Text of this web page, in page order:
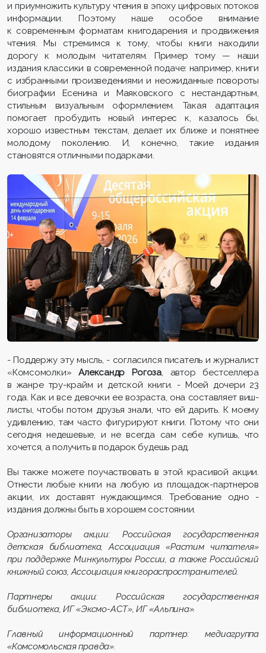
и приумножить культуру чтения в эпоху цифровых потоков
информации. Поэтому наше особое внимание
к современным форматам книгодарения и продвижения
чтения. Мы стремимся к тому, чтобы книги находили
дорогу к молодым читателям. Пример тому — наши
издания классики в современной подаче: например, книги
с избранными произведениями и неожиданные повороты
биографии Есенина и Маяковского с нестандартным,
стильным визуальным оформлением. Такая адаптация
помогает пробудить новый интерес к, казалось бы,
хорошо известным текстам, делает их ближе и понятнее
молодому поколению. И, конечно, такие издания
становятся отличными подарками.
- Поддержу эту мысль, - согласился писатель и журналист
«Комсомолки»Александр Рогоза, автор бестселлера
в жанре тру-крайм и детской книги. - Моей дочери 23
года. Как и все девочки ее возраста, она составляет виш-
листы, чтобы потом друзья знали, что ей дарить. К моему
удивлению, там часто фигурируют книги. Потому что они
сегодня недешевые, и не всегда сам себе купишь, что
хочется, а получить в подарок будешь рад.
Вы также можете поучаствовать в этой красивой акции.
Отнести любые книги на любую из площадок-партнеров
акции, их доставят нуждающимся. Требование одно -
издания должны быть в хорошем состоянии.
Организаторы акции: Российская государственная
детская библиотека, Ассоциация «Растим читателя»
при поддержке Минкультуры России, а также Российский
книжный союз, Ассоциация книгораспространителей.
Партнеры акции: Российская государственная
библиотека, ИГ «Эксмо-АСТ», ИГ «Альпина».
Главный информационный партнер: медиагруппа
«Комсомольская правда».